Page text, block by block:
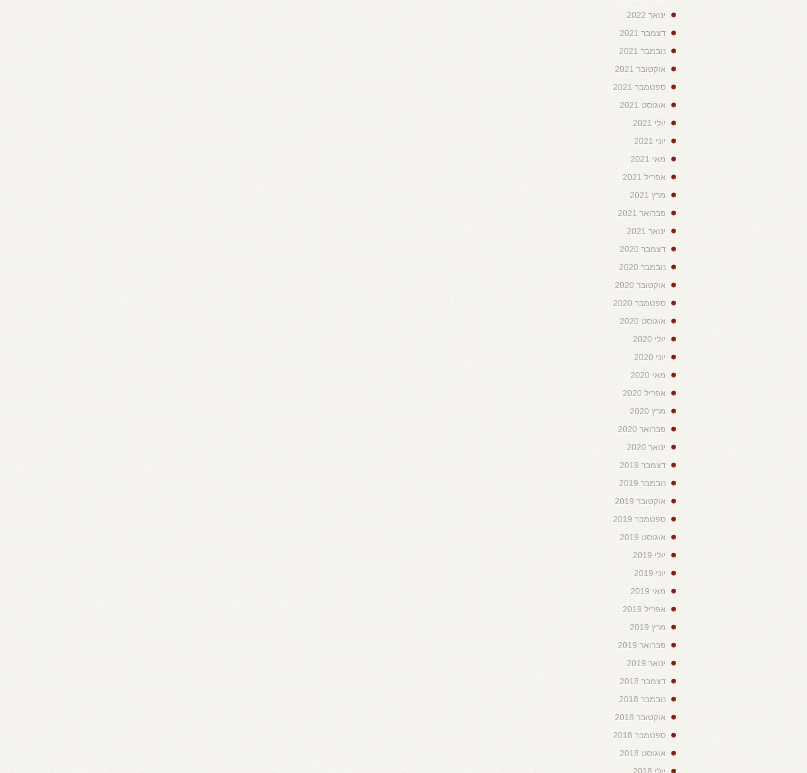
ינואר 2022
דצמבר 2021
נובמבר 2021
אוקטובר 2021
ספטמבר 2021
אוגוסט 2021
יולי 2021
יוני 2021
מאי 2021
אפריל 2021
מרץ 2021
פברואר 2021
ינואר 2021
דצמבר 2020
נובמבר 2020
אוקטובר 2020
ספטמבר 2020
אוגוסט 2020
יולי 2020
יוני 2020
מאי 2020
אפריל 2020
מרץ 2020
פברואר 2020
ינואר 2020
דצמבר 2019
נובמבר 2019
אוקטובר 2019
ספטמבר 2019
אוגוסט 2019
יולי 2019
יוני 2019
מאי 2019
אפריל 2019
מרץ 2019
פברואר 2019
ינואר 2019
דצמבר 2018
נובמבר 2018
אוקטובר 2018
ספטמבר 2018
אוגוסט 2018